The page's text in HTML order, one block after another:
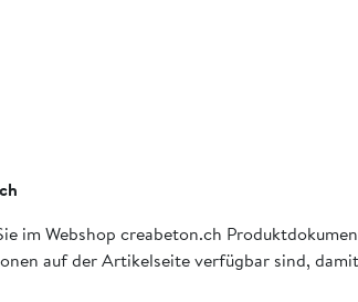
im Webshop creabeton.ch
auf der Artikelseite verfügbar sind,